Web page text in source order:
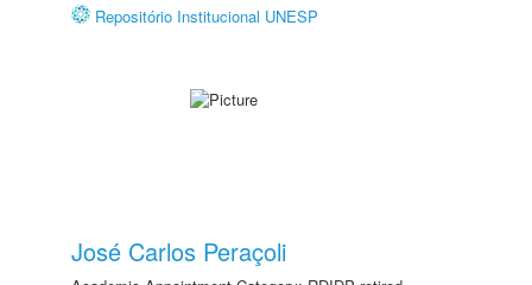
Repositório Institucional UNESP
José Carlos Peraçoli